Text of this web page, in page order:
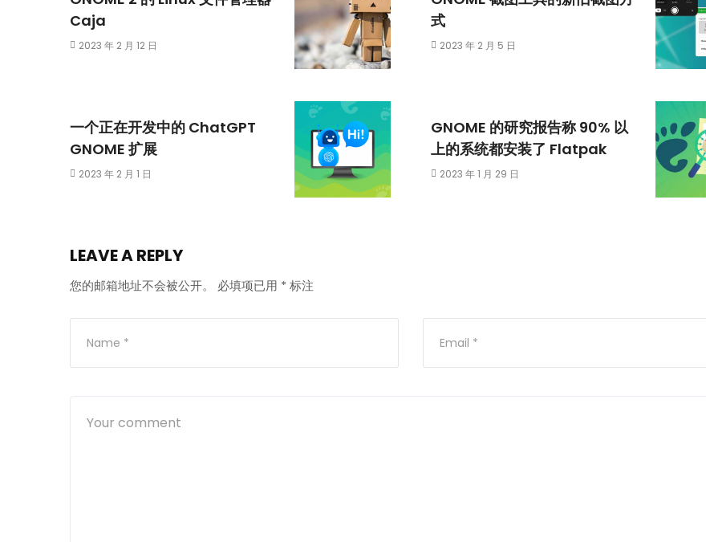
Caja
2023 年 2 月 12 日
式
2023 年 2 月 5 日
一个正在开发中的 ChatGPT
GNOME 扩展
2023 年 2 月 1 日
GNOME 的研究报告称 90% 以
上的系统都安装了 Flatpak
2023 年 1 月 29 日
LEAVE A REPLY
您的邮箱地址不会被公开。 必填项已用 * 标注